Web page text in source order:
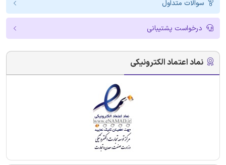
سوالات متداول
درخواست پشتیبانی
نماد اعتماد الکترونیکی